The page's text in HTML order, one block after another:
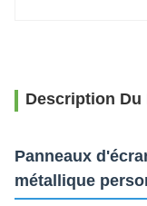
Description Du
Panneaux
métallique